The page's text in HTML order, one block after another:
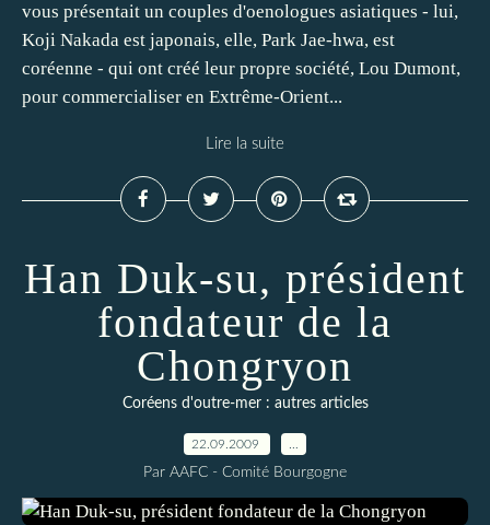
vous présentait un couples d'oenologues asiatiques - lui,
Koji Nakada est japonais, elle, Park Jae-hwa, est
coréenne - qui ont créé leur propre société, Lou Dumont,
pour commercialiser en Extrême-Orient...
Lire la suite
Han Duk-su, président
fondateur de la
Chongryon
Coréens d'outre-mer : autres articles
22.09.2009
Par AAFC - Comité Bourgogne